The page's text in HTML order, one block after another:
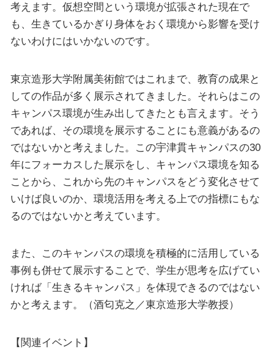
考えます。仮想空間という環境が拡張された現在で
も、生きているかぎり身体をおく環境から影響を受け
ないわけにはいかないのです。
東京造形大学附属美術館ではこれまで、教育の成果と
しての作品が多く展示されてきました。それらはこの
キャンパス環境が生み出してきたとも言えます。そう
であれば、その環境を展示することにも意義があるの
ではないかと考えました。この宇津貫キャンパスの30
年にフォーカスした展示をし、キャンパス環境を知る
ことから、これから先のキャンパスをどう変化させて
いけば良いのか、環境活用を考える上での指標にもな
るのではないかと考えています。
また、このキャンパスの環境を積極的に活用している
事例も併せて展示することで、学生が思考を広げてい
ければ「生きるキャンパス」を体現できるのではない
かと考えます。（酒匂克之／東京造形大学教授）
【関連イベント】